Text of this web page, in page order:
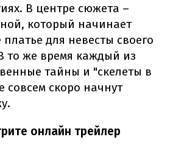
В центре сюжета –
который начинает
для невесты своего
то же время каждый из
тайны и "скелеты в
совсем скоро начнут
онлайн трейлер